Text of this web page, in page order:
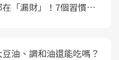
在「漏財」！7個習慣一
豆油、調和油還能吃嗎？